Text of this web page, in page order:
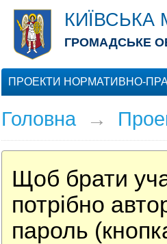
КИЇВСЬКА
ГРОМАДСЬКЕ
ПРОЕКТИ НОРМАТИВНО-
Головна→
Щоб брати
потрібно
пароль